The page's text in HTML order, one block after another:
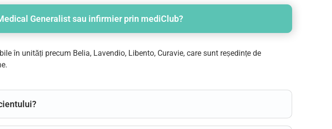
Generalist sau infirmier prin mediClub?
în unități precum Belia, Lavendio, Libento, Curavie, care sunt reședințe de